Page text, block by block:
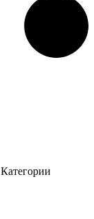
Категории